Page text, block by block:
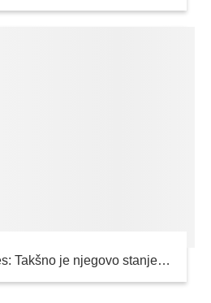
Takšno je njegovo stanje…